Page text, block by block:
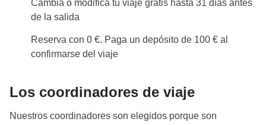
Cambia o modifica tu viaje gratis hasta 31 días antes
de la salida
Reserva con 0 €. Paga un depósito de 100 € al
confirmarse del viaje
Los coordinadores de viaje
Nuestros coordinadores son elegidos porque son